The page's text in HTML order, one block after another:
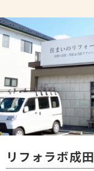
リフォラボ成田